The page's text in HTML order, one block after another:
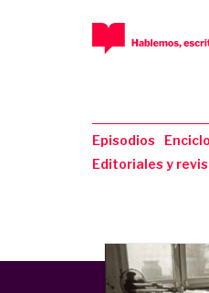
Episodios
Editoriales y